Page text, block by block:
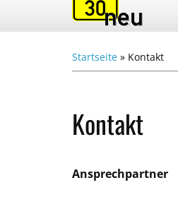
Startseite » Kontakt
Kontakt
Ansprechpartner